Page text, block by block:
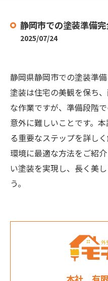
静岡市での塗装準備
2025/07/24
静岡県静岡市での塗装準
塗装は住宅の美観を保ち
な作業ですが、準備段階
意外に難しいことです。
る重要なステップを詳し
環境に最適な方法をご紹
い塗装を実現し、長く美
う。